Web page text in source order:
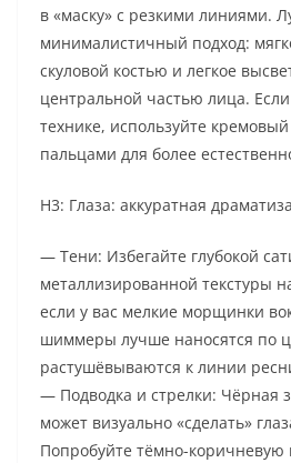
в «маску» с резкими линиями.
минималистичный подход:
скуловой костью и легкое
центральной частью лица.
технике, используйте
пальцами для более
H3: Глаза: аккуратная
— Тени: Избегайте глубокой
металлизированной текстуры
если у вас мелкие морщинки
шиммеры лучше наносятся по
растушёвываются к линии
— Подводка и стрелки: Чёрная
может визуально «сделать»
Попробуйте тёмно-коричневую